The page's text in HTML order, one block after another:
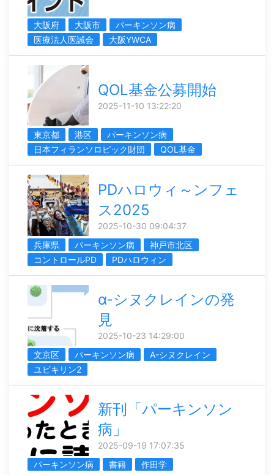
大阪府 大阪市
パーキンソン病
医療法人医誠会
大阪YWCA
QOL基金公募開始
2025-11-10 13:22:20
東京都 港区
パーキンソン病
日本フィランソロピック財団
QOL基金
PDハロウィ～ンフェ
ス2025
2025-10-30 09:04:37
兵庫県
パーキンソン病
神戸市北区
コントロールPD
PDハロウィン
α-シヌクレインの発
見
2025-10-23 14:29:00
文京区
パーキンソン病
Α-シヌクレイン
ユビキリン2
新刊「パーキンソン
病」
2025-09-19 17:07:35
パーキンソン病
書籍 作田学